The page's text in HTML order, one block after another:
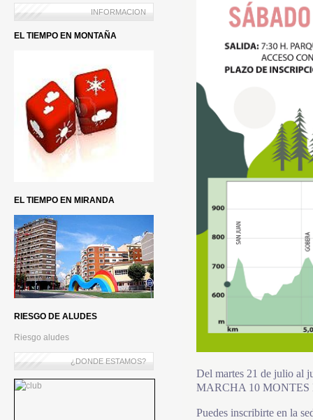
Del martes 21 de julio al
MARCHA 10 MONTES
Puedes inscribirte en la
INFORMACION
EL TIEMPO EN MONTAÑA
EL TIEMPO EN MIRANDA
RIESGO DE ALUDES
Riesgo aludes
¿DONDE ESTAMOS?